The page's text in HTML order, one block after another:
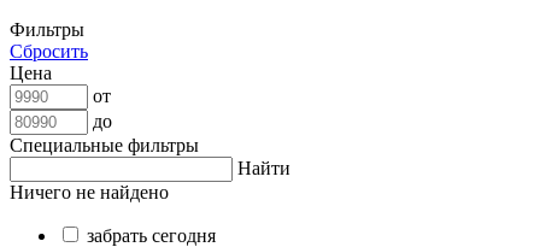
Фильтры
Сбросить
Цена
от
до
Специальные фильтры
Найти
Ничего не найдено
забрать сегодня